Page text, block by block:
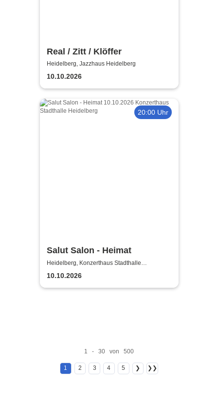
Real / Zitt / Klöffer
Heidelberg, Jazzhaus Heidelberg
10.10.2026
20:00 Uhr
Salut Salon - Heimat
Heidelberg, Konzerthaus Stadthalle
Heidelberg
10.10.2026
1 - 30 von 500
1 2 3 4 5 ❯ ❯❯